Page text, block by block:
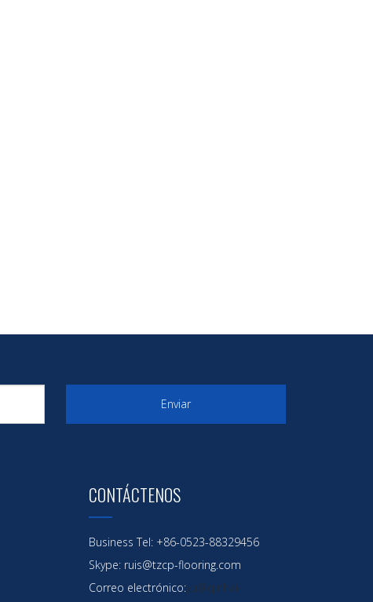
Enviar
CONTÁCTENOS
Business Tel: +86-0523-88329456
Skype: ruis@tzcp-flooring.com
Correo electrónico:yu@qinhai-